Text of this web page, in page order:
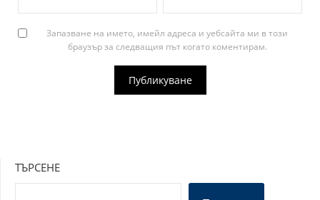
Запазване на името, имейл адреса и уебсайта ми в този
браузър за следващия път когато коментирам.
ТЪРСЕНЕ